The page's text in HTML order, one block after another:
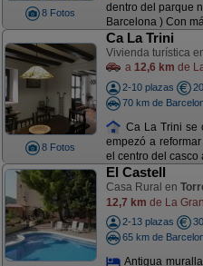
8 Fotos
dentro del parque
Barcelona ) Con
8 Fotos
Ca La Trini
Vivienda turística
a 12,6 km de
2-10 plazas
70 km de
Ca La Trini se
empezó a
el centro del casco
El Castell
Casa Rural en
12,7 km de La
2-13 plazas
65 km de
Antigua